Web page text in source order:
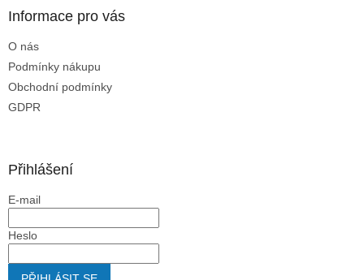
Informace pro vás
O nás
Podmínky nákupu
Obchodní podmínky
GDPR
Přihlášení
E-mail
Heslo